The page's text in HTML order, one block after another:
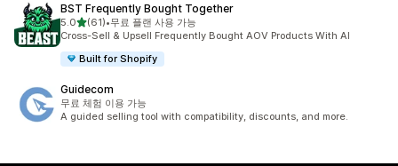
BST Frequently Bought Together
5.0별 5개 중
(61)
총 리뷰 61개
•무료 플랜 사용 가능
Cross-Sell & Upsell Frequently Bought AOV Products With AI
Built for Shopify
Guidecom
무료 체험 이용 가능
A guided selling tool with compatibility, discounts, and more.